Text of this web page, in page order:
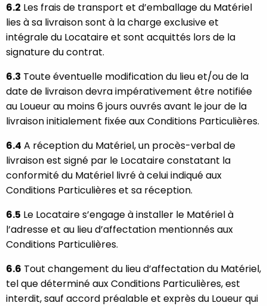
6.2 Les frais de transport et d’emballage du Matériel
lies à sa livraison sont à la charge exclusive et
intégrale du Locataire et sont acquittés lors de la
signature du contrat.
6.3 Toute éventuelle modification du lieu et/ou de la
date de livraison devra impérativement être notifiée
au Loueur au moins 6 jours ouvrés avant le jour de la
livraison initialement fixée aux Conditions Particulières.
6.4 A réception du Matériel, un procès-verbal de
livraison est signé par le Locataire constatant la
conformité du Matériel livré à celui indiqué aux
Conditions Particulières et sa réception.
6.5 Le Locataire s’engage à installer le Matériel à
l’adresse et au lieu d’affectation mentionnés aux
Conditions Particulières.
6.6 Tout changement du lieu d’affectation du Matériel,
tel que déterminé aux Conditions Particulières, est
interdit, sauf accord préalable et exprès du Loueur qui